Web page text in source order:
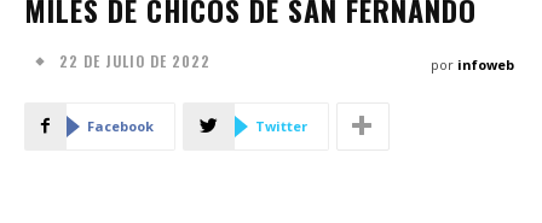
MILES DE CHICOS DE SAN FERNANDO
22 DE JULIO DE 2022 por infoweb
Facebook Twitter